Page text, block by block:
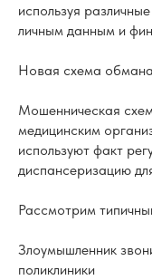
используя
личным данным и
Новая схема
Мошенническая
медицинским
используют факт
диспансеризацию
Рассмотрим
Злоумышленник
поликлиники